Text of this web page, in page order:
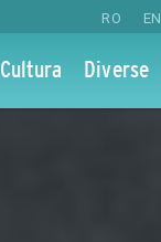
RO EN
Cultura Diverse